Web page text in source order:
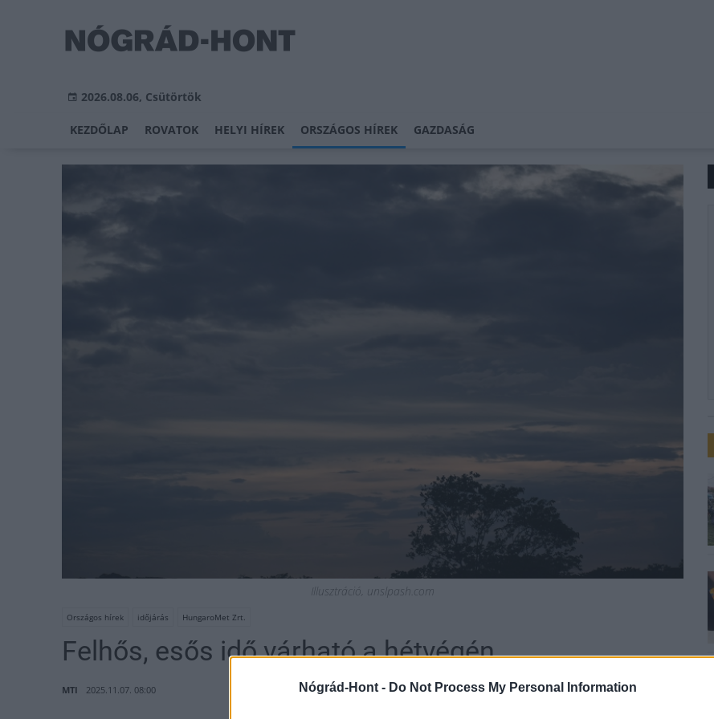
Nógrád-Hont - Do Not Process My Personal Information
2026.08.06, Csütörtök
KEZDŐLAP ROVATOK HELYI HÍREK ORSZÁGOS HÍREK GAZDASÁG
Illusztráció, unslpash.com
Országos hírek időjárás HungaroMet Zrt.
Felhős, esős idő várható a hétvégén
MTI 2025.11.07. 08:00